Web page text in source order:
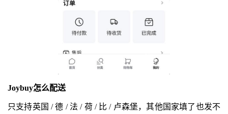
Joybuy怎么配送
只支持英国 / 德 / 法 / 荷 / 比 / 卢森堡，其他国家填了也发不